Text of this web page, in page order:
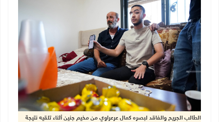
الطالب الجريح والفاقد لبصره كمال عرعراوي من مخيم جنين أثناء تلقيه نتيجة